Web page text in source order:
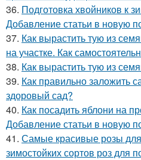
36. Подготовка хвойников к
Добавление статьи в новую
37. Как вырастить тую из
на участке. Как
38. Как вырастить тую из
39. Как правильно заложить
здоровый сад?
40. Как посадить яблони на
Добавление статьи в новую
41. Самые красивые розы
зимостойких сортов роз для